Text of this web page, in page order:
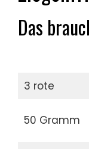
Das
3 rote
50 Gramm